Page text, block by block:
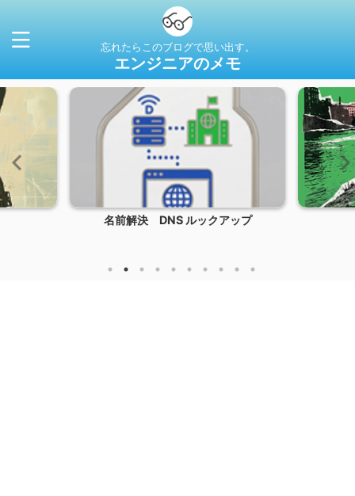
忘れたらこのブログで思い出す。
エンジニアのメモ
名前解決 DNS ルックアップ